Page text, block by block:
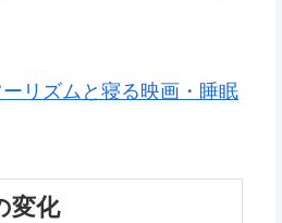
リズムと寝る映画・睡眠
変化